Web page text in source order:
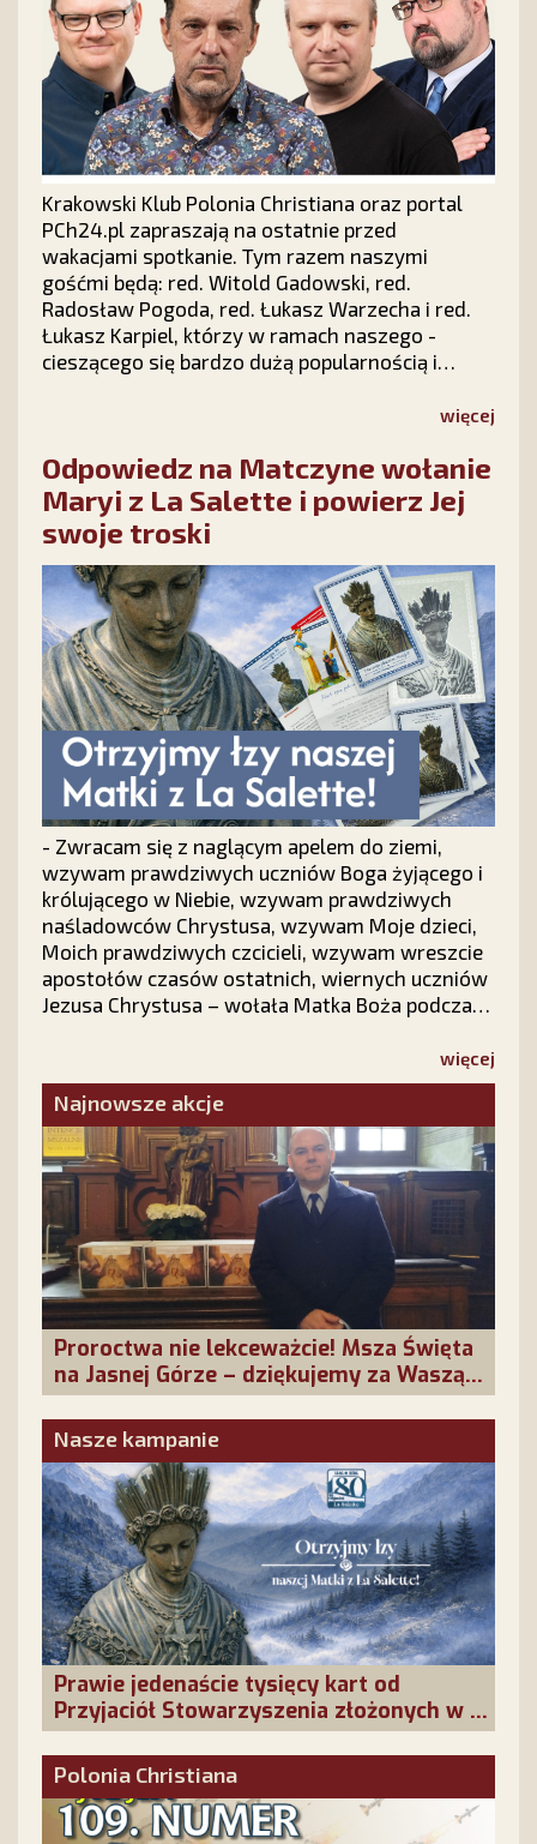
Krakowski Klub Polonia Christiana oraz portal
PCh24.pl zapraszają na ostatnie przed
wakacjami spotkanie. Tym razem naszymi
gośćmi będą: red. Witold Gadowski, red.
Radosław Pogoda, red. Łukasz Warzecha i red.
Łukasz Karpiel, którzy w ramach naszego -
cieszącego się bardzo dużą popularnością i
Prosty PLUS" z udziałem publiczności dokonają
miesięcy 2026 roku.
więcej
Odpowiedz na Matczyne wołanie
Maryi z La Salette i powierz Jej
swoje troski
- Zwracam się z naglącym apelem do ziemi,
wzywam prawdziwych uczniów Boga żyjącego i
królującego w Niebie, wzywam prawdziwych
naśladowców Chrystusa, wzywam Moje dzieci,
Moich prawdziwych czcicieli, wzywam wreszcie
apostołów czasów ostatnich, wiernych uczniów
Jezusa Chrystusa – wołała Matka Boża podczas
Odpowiedzmy na Jej słowa. Nie pozostańmy
obojętni!
więcej
Najnowsze akcje
Proroctwa nie lekceważcie! Msza Święta
na Jasnej Górze – dziękujemy za Waszą
obecność!
Nasze kampanie
Prawie jedenaście tysięcy kart od
Przyjaciół Stowarzyszenia złożonych w La
Salette!
Polonia Christiana